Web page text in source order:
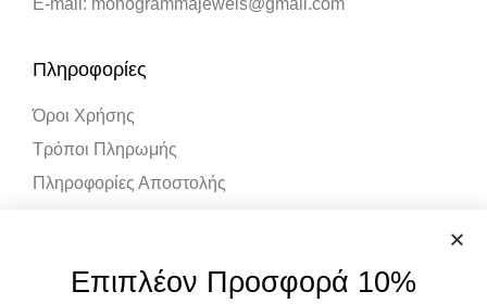
E-mail: monogrammajewels@gmail.com
Πληροφορίες
Όροι Χρήσης
Τρόποι Πληρωμής
Πληροφορίες Αποστολής
Ο Λογαριασμός μου
Επιπλέον Προσφορά 10%